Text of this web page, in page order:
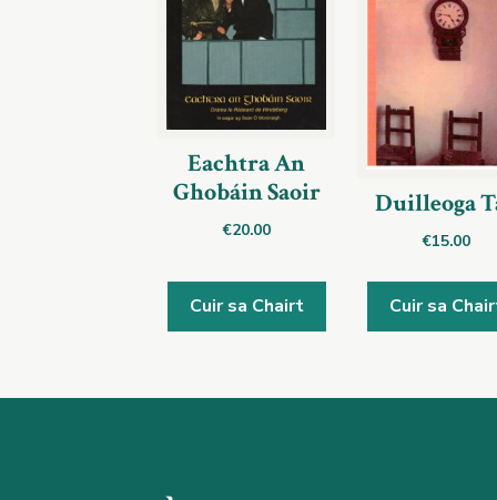
Eachtra An
Ghobáin Saoir
€20.00
Cuir sa Chairt
Duilleoga
€15.00
Cuir sa